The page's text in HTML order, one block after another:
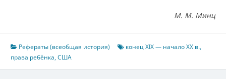
М. М. Минц
Рефераты (всеобщая история) конец XIX — начало XX в.,
права ребёнка,США